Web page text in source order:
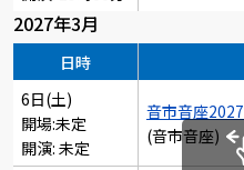
2027年3月
日時
6日(土)
開場:未定
開演: 未定
音市音座2027
(音市音座)